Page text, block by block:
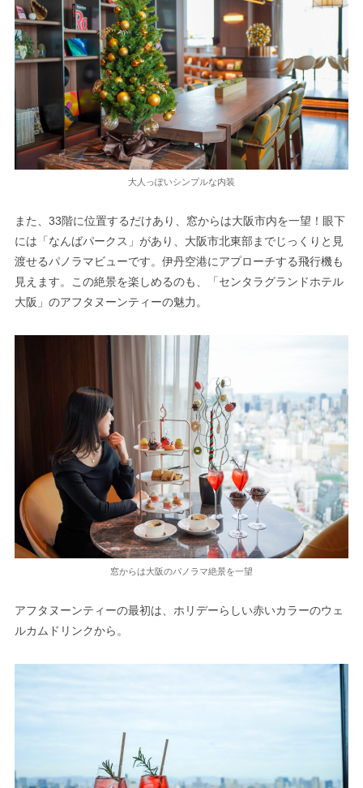
大人っぽいシンプルな内装
また、33階に位置するだけあり、窓からは大阪市内を一望！眼下
には「なんばパークス」があり、大阪市北東部までじっくりと見
渡せるパノラマビューです。伊丹空港にアプローチする飛行機も
見えます。この絶景を楽しめるのも、「センタラグランドホテル
大阪」のアフタヌーンティーの魅力。
窓からは大阪のパノラマ絶景を一望
アフタヌーンティーの最初は、ホリデーらしい赤いカラーのウェ
ルカムドリンクから。